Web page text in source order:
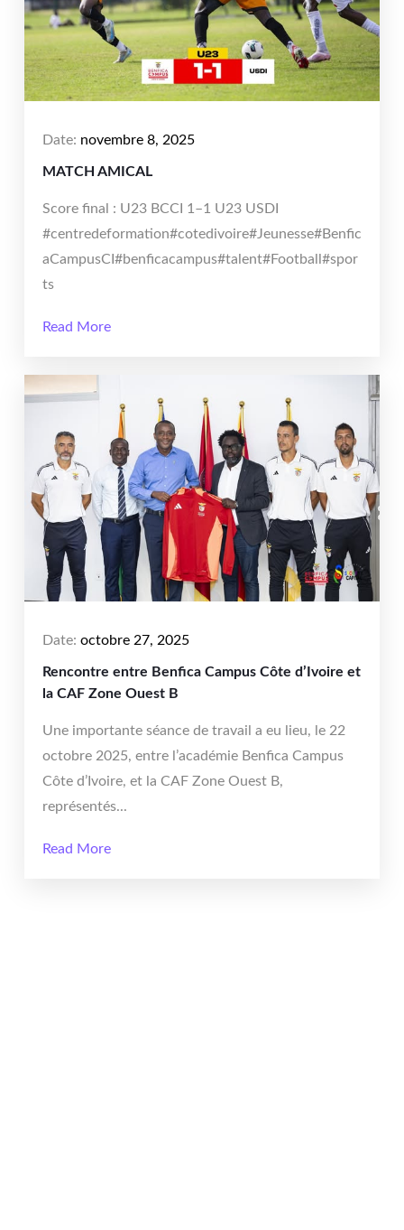
Date: novembre 8, 2025
MATCH AMICAL
Score final : U23 BCCI 1–1 U23 USDI
#centredeformation#cotedivoire#Jeunesse#Benfic
aCampusCI#benficacampus#talent#Football#spor
ts
Read More
Date: octobre 27, 2025
Rencontre entre Benfica Campus Côte d’Ivoire et
la CAF Zone Ouest B
Une importante séance de travail a eu lieu, le 22
octobre 2025, entre l’académie Benfica Campus
Côte d’Ivoire, et la CAF Zone Ouest B,
représentés...
Read More